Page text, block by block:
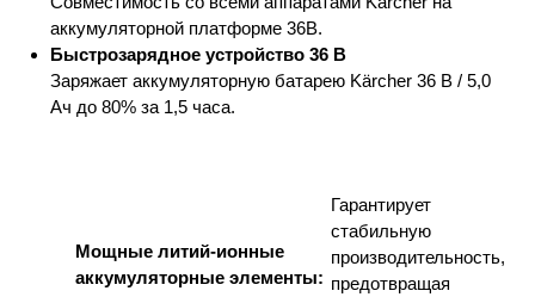
аккумуляторной платформе 36В.
Быстрозарядное устройство 36 В
Заряжает аккумуляторную батарею Kärcher 36 В / 5,0
Ач до 80% за 1,5 часа.
Мощные литий-ионные
аккумуляторные элементы:
Гарантирует
стабильную
производительность,
предотвращая